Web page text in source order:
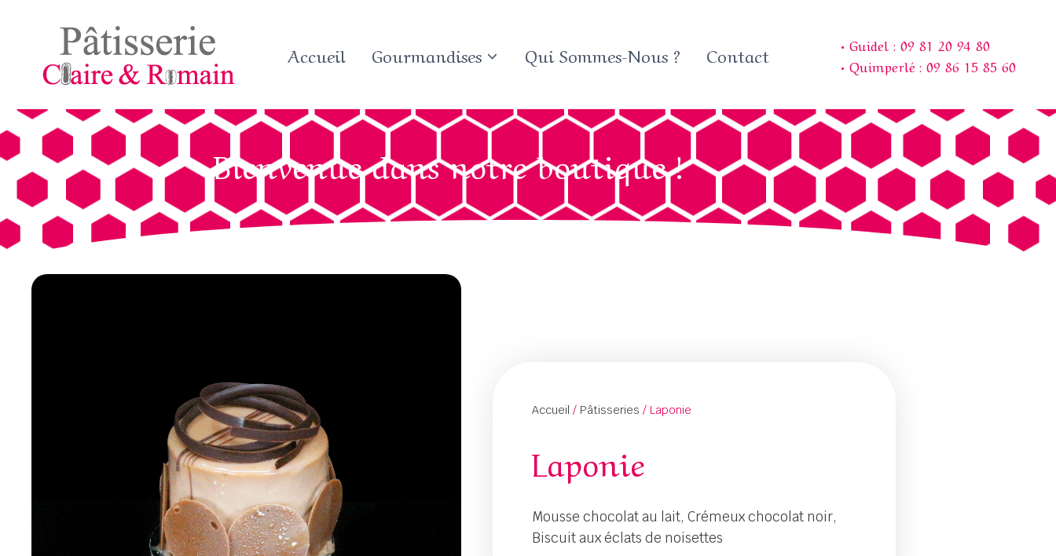
Accueil Gourmandises Qui Sommes-Nous ? Contact
• Guidel : 09 81 20 94 80
• Quimperlé : 09 86 15 85 60
Bienvenue dans notre boutique !
Accueil / Pâtisseries / Laponie
Laponie
Mousse chocolat au lait, Crémeux chocolat noir,
Biscuit aux éclats de noisettes